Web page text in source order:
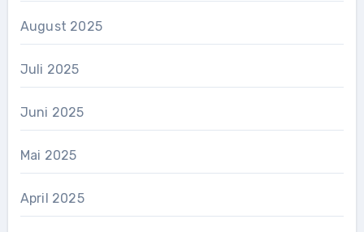
August 2025
Juli 2025
Juni 2025
Mai 2025
April 2025